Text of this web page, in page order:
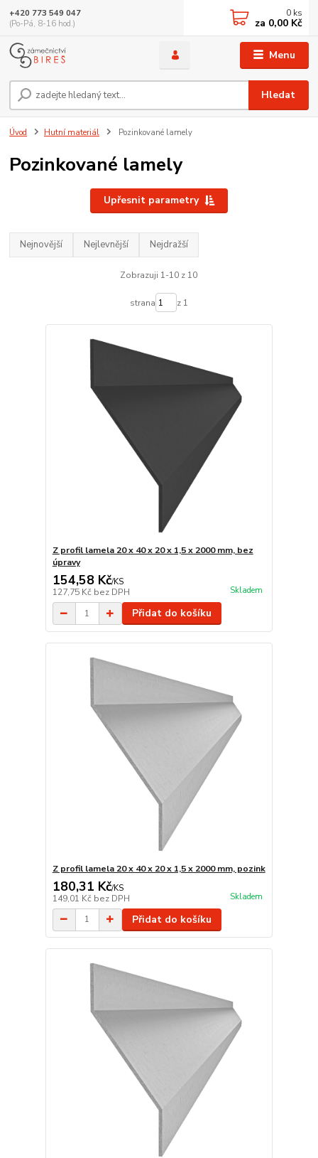
Menu
Hledat
+420 773 549 047
(Po-Pá, 8-16 hod.)
0 ks
za 0,00 Kč
Úvod Hutní materiál Pozinkované lamely
Pozinkované lamely
Upřesnit parametry
Nejnovější Nejlevnější Nejdražší
Zobrazuji 1-10 z 10
strana z 1
Z profil lamela 20 x 40 x 20 x 1,5 x 2000 mm, bez
úpravy
154,58 Kč/KS
127,75 Kč bez DPH Skladem
Přidat do košíku
Z profil lamela 20 x 40 x 20 x 1,5 x 2000 mm, pozink
180,31 Kč/KS
149,01 Kč bez DPH Skladem
Přidat do košíku